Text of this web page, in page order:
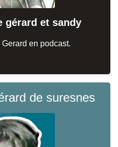
gérard et sandy
en podcast.
de suresnes